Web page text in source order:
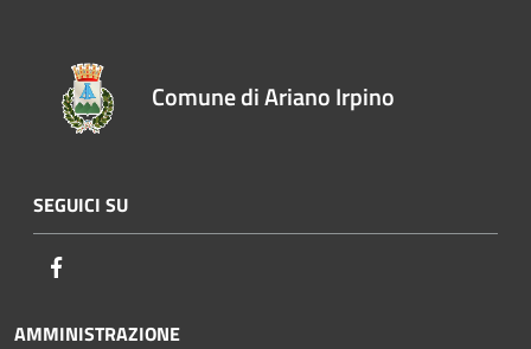
Comune di Ariano Irpino
SEGUICI SU
AMMINISTRAZIONE